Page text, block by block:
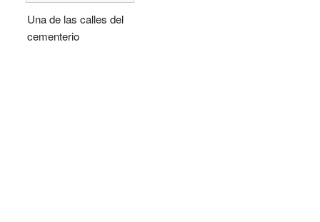
Una de las calles del
cementerio